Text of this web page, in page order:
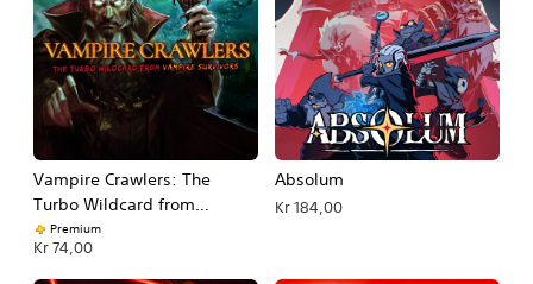
Vampire Crawlers: The
Turbo Wildcard from
Vampire Survivors
Premium
Kr 74,00
Absolum
Kr 184,00